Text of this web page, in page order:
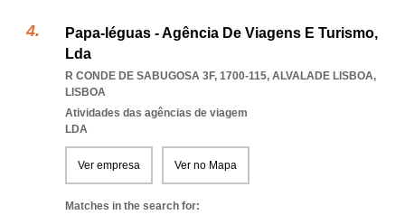
Papa-léguas - Agência De Viagens E Turismo,
Lda
R CONDE DE SABUGOSA 3F, 1700-115, ALVALADE LISBOA,
LISBOA
Atividades das agências de viagem
LDA
Ver empresa Ver no Mapa
Matches in the search for: